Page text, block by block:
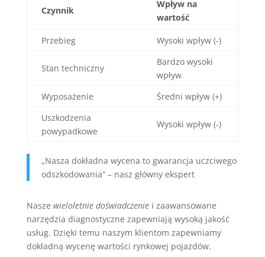
Czynnik
Wpływ na
wartość
Przebieg Wysoki wpływ (-)
Stan techniczny
Bardzo wysoki
wpływ
Wyposażenie
Średni wpływ (+)
Uszkodzenia
powypadkowe
Wysoki wpływ (-)
„Nasza dokładna wycena to gwarancja uczciwego
odszkodowania” – nasz główny ekspert
Nasze wieloletnie doświadczeniei zaawansowane
narzędzia diagnostyczne zapewniają wysoką jakość
usług. Dzięki temu naszym klientom zapewniamy
dokładną wycenę wartości rynkowej pojazdów.